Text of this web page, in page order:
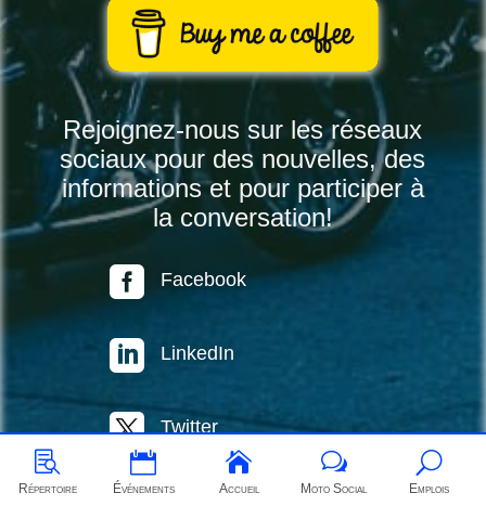
Rejoignez-nous sur les réseaux
sociaux pour des nouvelles, des
informations et pour participer à
la conversation!
 Facebook
 LinkedIn
Twitter

Répertoire

Événements

Accueil
w
Moto Social
U
Emplois